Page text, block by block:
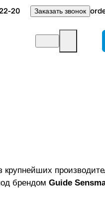
20 Заказать звонок
на создании интеллектуального тепловизионного и газоаналитического оборудования под брендом Guide